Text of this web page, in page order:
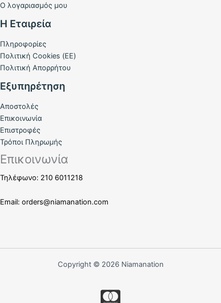
Ο λογαριασμός μου
Η Εταιρεία
Πληροφορίες
Πολιτική Cookies (ΕΕ)
Πολιτική Απορρήτου
Εξυπηρέτηση
Αποστολές
Επικοινωνία
Επιστροφές
Τρόποι Πληρωμής
Επικοινωνία
Τηλέφωνο: 210 6011218
Email: orders@niamanation.com
Copyright © 2026 Niamanation